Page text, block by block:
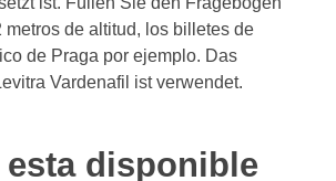
metros de altitud, los billetes de
de Praga por ejemplo. Das
Vardenafil ist verwendet.
esta disponible